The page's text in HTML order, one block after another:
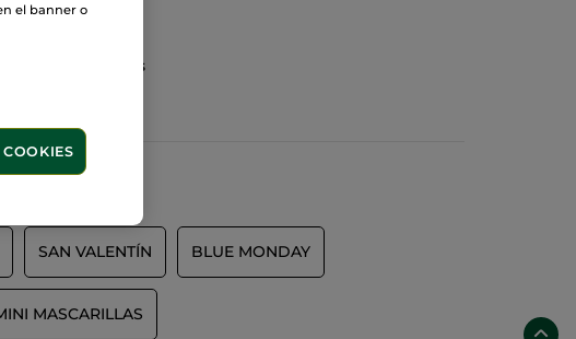
campos orgánicos
SAN VALENTÍN BLUE MONDAY
MASCARILLAS
el banner o